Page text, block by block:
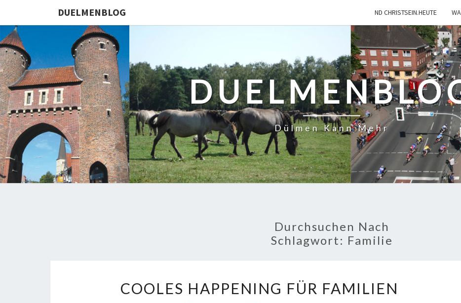
DUELMENBLOG ND CHRISTSEIN.HEUTE
Dülmen Kann Mehr
Durchsuchen Nach
Schlagwort: Familie
HAPPENING
COOLES HAPPENING FÜR FAMILIEN